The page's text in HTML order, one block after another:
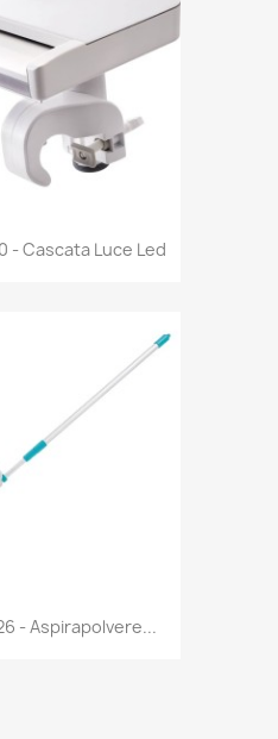
Anteprima
- Cascata Luce Led
Anteprima
- Aspirapolvere...